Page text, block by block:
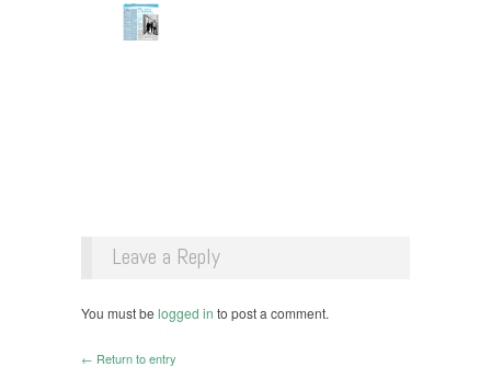
Leave a Reply
You must be logged in to post a comment.
← Return to entry